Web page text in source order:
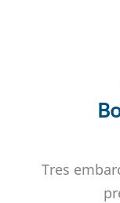
Tres